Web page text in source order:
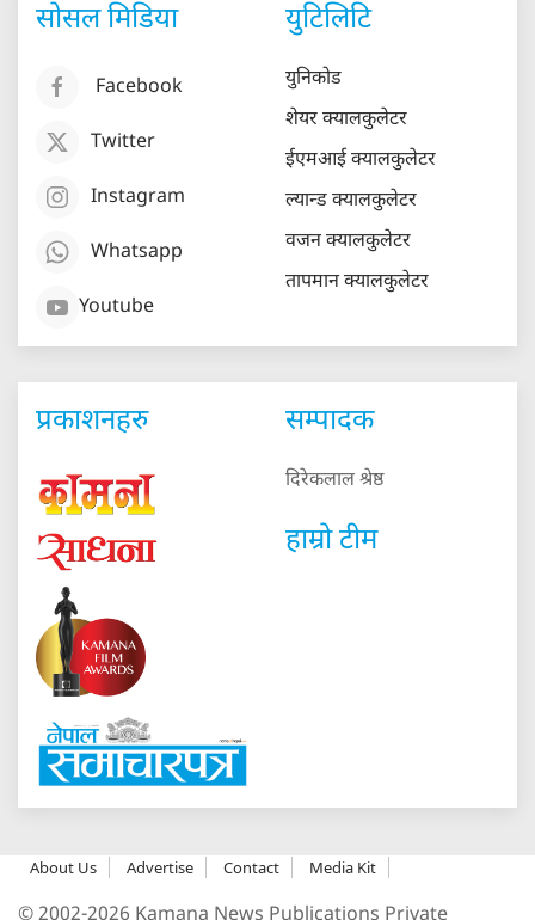
सोसल मिडिया
Facebook
Twitter
Instagram
Whatsapp
Youtube
युटिलिटि
युनिकोड
शेयर क्यालकुलेटर
ईएमआई क्यालकुलेटर
ल्यान्ड क्यालकुलेटर
वजन क्यालकुलेटर
तापमान क्यालकुलेटर
प्रकाशनहरु सम्पादक
दिरेकलाल श्रेष्ठ
हाम्रो टीम
About Us Advertise Contact Media Kit